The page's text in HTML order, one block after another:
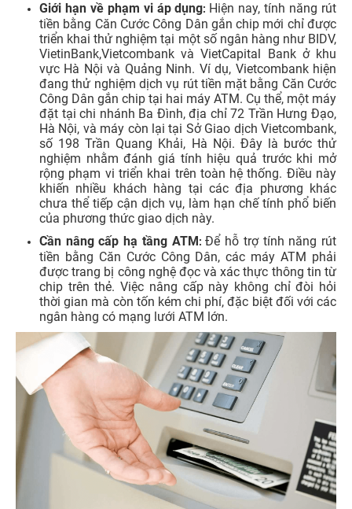
Giới hạn về phạm vi áp dụng: Hiện nay, tính năng rút
tiền bằng Căn Cước Công Dân gắn chip mới chỉ được
triển khai thử nghiệm tại một số ngân hàng như BIDV,
VietinBank,Vietcombank và VietCapital Bank ở khu
vực Hà Nội và Quảng Ninh. Ví dụ, Vietcombank hiện
đang thử nghiệm dịch vụ rút tiền mặt bằng Căn Cước
Công Dân gắn chip tại hai máy ATM. Cụ thể, một máy
đặt tại chi nhánh Ba Đình, địa chỉ 72 Trần Hưng Đạo,
Hà Nội, và máy còn lại tại Sở Giao dịch Vietcombank,
số 198 Trần Quang Khải, Hà Nội. Đây là bước thử
nghiệm nhằm đánh giá tính hiệu quả trước khi mở
rộng phạm vi triển khai trên toàn hệ thống. Điều này
khiến nhiều khách hàng tại các địa phương khác
chưa thể tiếp cận dịch vụ, làm hạn chế tính phổ biến
của phương thức giao dịch này.
Cần nâng cấp hạ tầng ATM : Để hỗ trợ tính năng rút
tiền bằng Căn Cước Công Dân, các máy ATM phải
được trang bị công nghệ đọc và xác thực thông tin từ
chip trên thẻ. Việc nâng cấp này không chỉ đòi hỏi
thời gian mà còn tốn kém chi phí, đặc biệt đối với các
ngân hàng có mạng lưới ATM lớn.